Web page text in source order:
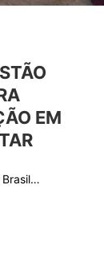
EM
Brasil…